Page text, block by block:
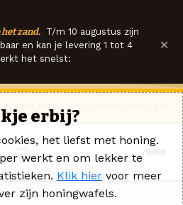
zand. T/m 10 augustus zijn
en kan je levering 1 tot 4
het snelst:
×
erbij?
het liefst met honing.
werkt en om lekker te
Klik hier voor meer
zijn honingwafels.